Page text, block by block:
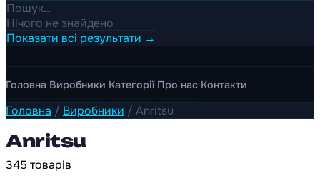
Пошук...
Нічого не знайдено
Показати всі результати →
Головна Виробники Категорії Про нас Контакти
Головна / Виробники / Anritsu
Anritsu
345 товарів